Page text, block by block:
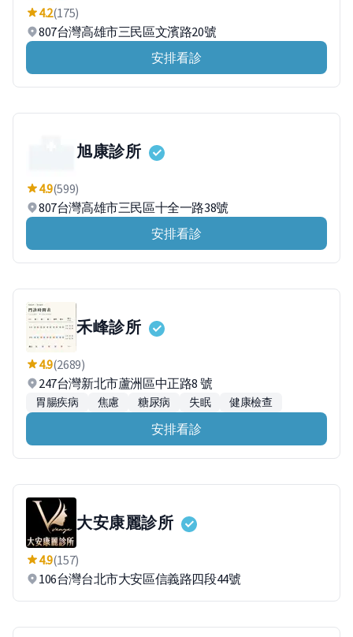
4.2(175)
807台灣高雄市三民區文濱路20號
安排看診
旭康診所
4.9(599)
807台灣高雄市三民區十全一路38號
安排看診
禾峰診所
4.9(2689)
247台灣新北市蘆洲區中正路8 號
胃腸疾病 焦慮 糖尿病 失眠 健康檢查
安排看診
大安康麗診所
4.9(157)
106台灣台北市大安區信義路四段44號